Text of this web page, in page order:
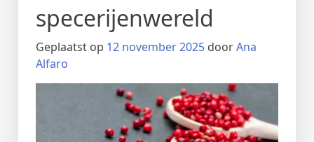
specerijenwereld
Geplaatst op 12 november 2025 doorAna
Alfaro